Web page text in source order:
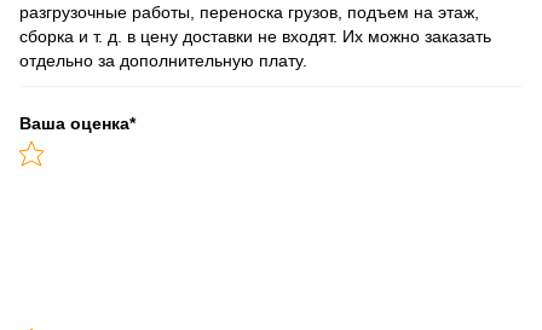
разгрузочные работы, переноска грузов, подъем на этаж,
сборка и т. д. в цену доставки не входят. Их можно заказать
отдельно за дополнительную плату.
Ваша оценка*